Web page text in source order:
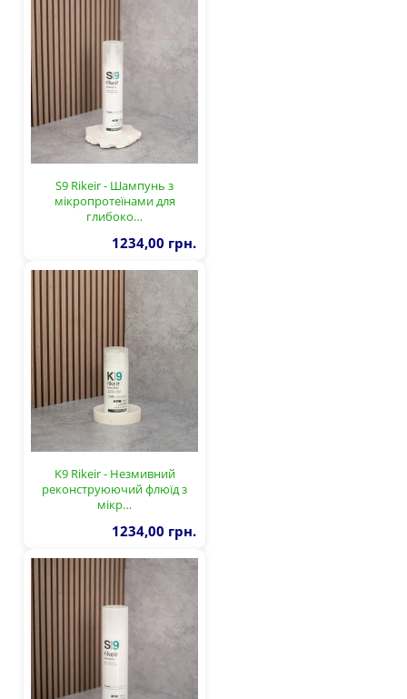
S9 Rikeir - Шампунь з
мікропротеїнами для
глибоко…
1234,00 грн.
K9 Rikeir - Незмивний
реконструюючий флюїд з
мікр…
1234,00 грн.